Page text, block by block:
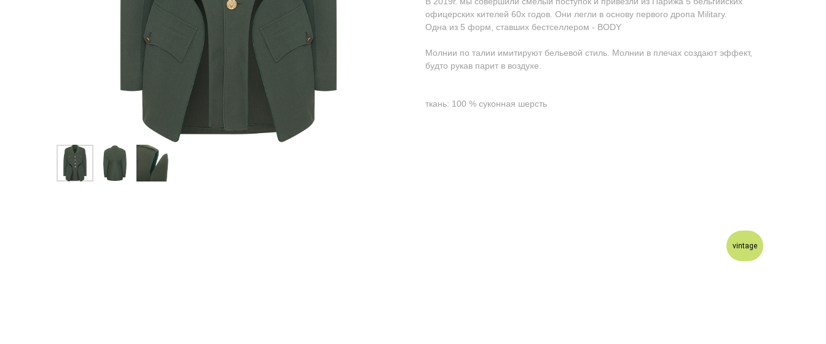
офицерских кителей 60х годов. Они легли в основу первого дропа Military.
Одна из 5 форм, ставших бестселлером - BODY
Молнии по талии имитируют бельевой стиль. Молнии в плечах создают эффект,
будто рукав парит в воздухе.
ткань: 100 % суконная шерсть
vintage